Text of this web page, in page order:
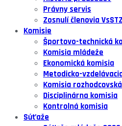
Právny servis
Zosnulí členovia VsSTZ
Komisie
Športovo-technická
Komisia mládeže
Ekonomická komisia
Metodicko-
Komisia
Disciplinárna komisia
Kontrolná komisia
Súťaže